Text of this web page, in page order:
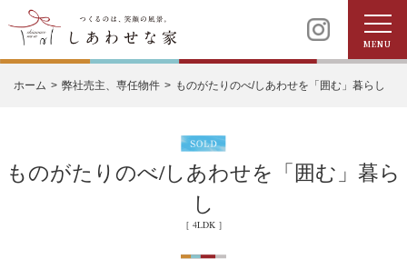
MENU
ホーム 弊社売主、専任物件 ものがたりのべ/しあわせを「囲む」暮らし
ものがたりのべ/しあわせを「囲む」暮ら
し
［ 4LDK ］